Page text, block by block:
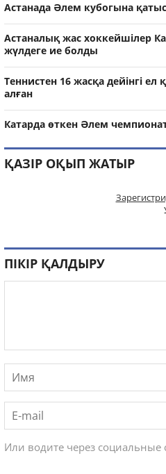
Астанада Әлем кубогына
Астаналық жас хоккейшілер
жүлдеге ие болды
Теннистен 16 жасқа дейінгі
алған
Катарда өткен Әлем
ҚАЗІР ОҚЫП ЖАТЫР
ПІКІР ҚАЛДЫРУ
Или водите через социальные